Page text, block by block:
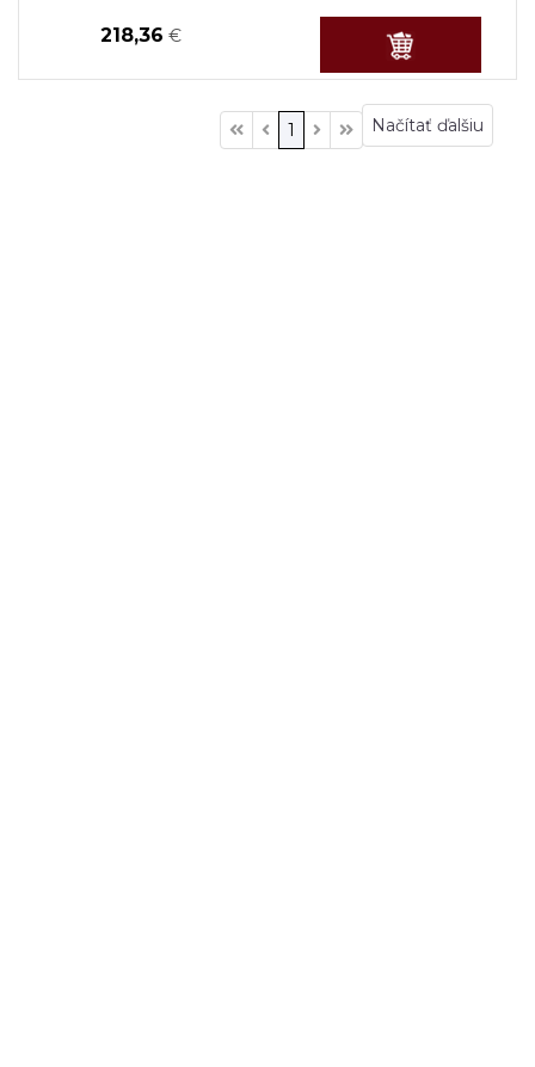
218,36 €
Načítať ďalšiu
1